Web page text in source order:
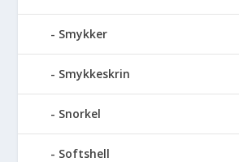
Smykker
Smykkeskrin
Snorkel
Softshell